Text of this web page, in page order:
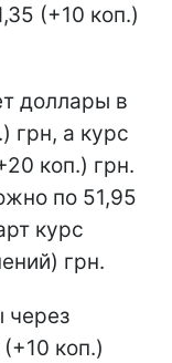
(+10 коп.)
доллары в
грн, а курс
коп.) грн.
по 51,95
курс
грн.
через
коп.)